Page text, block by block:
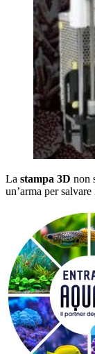
La stampa 3D non
un’arma per